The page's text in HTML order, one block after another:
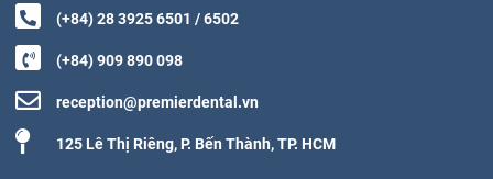
(+84) 28 3925 6501 / 6502
(+84) 909 890 098
reception@premierdental.vn
125 Lê Thị Riêng, P. Bến Thành, TP. HCM